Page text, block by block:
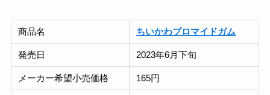
商品名 ちいかわブロマイドガム
発売日 2023年6月下旬
メーカー希望小売価格 165円